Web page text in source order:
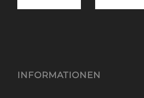
INFORMATIONEN